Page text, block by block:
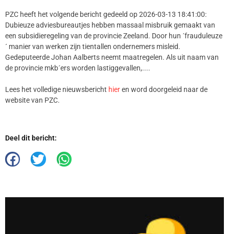
PZC heeft het volgende bericht gedeeld op 2026-03-13 18:41:00:
Dubieuze adviesbureautjes hebben massaal misbruik gemaakt van
een subsidieregeling van de provincie Zeeland. Door hun ´frauduleuze
´ manier van werken zijn tientallen ondernemers misleid.
Gedeputeerde Johan Aalberts neemt maatregelen. Als uit naam van
de provincie mkb´ers worden lastiggevallen,....
Lees het volledige nieuwsbericht hieren word doorgeleid naar de
website van PZC.
Deel dit bericht: